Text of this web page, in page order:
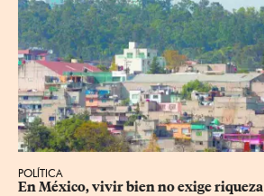
POLÍTICA
En México, vivir bien no exige riqueza